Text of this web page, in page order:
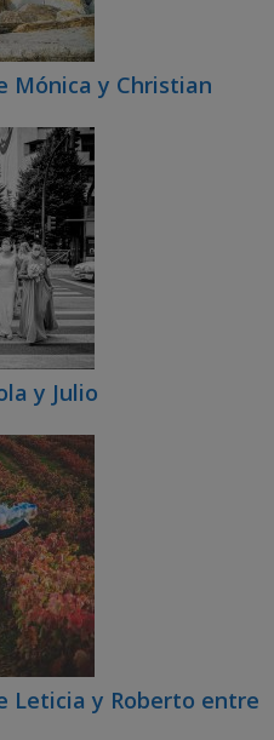
Mónica y Christian
y Julio
Leticia y Roberto entre